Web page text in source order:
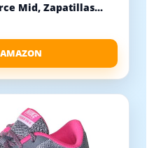
Mid, Zapatillas...